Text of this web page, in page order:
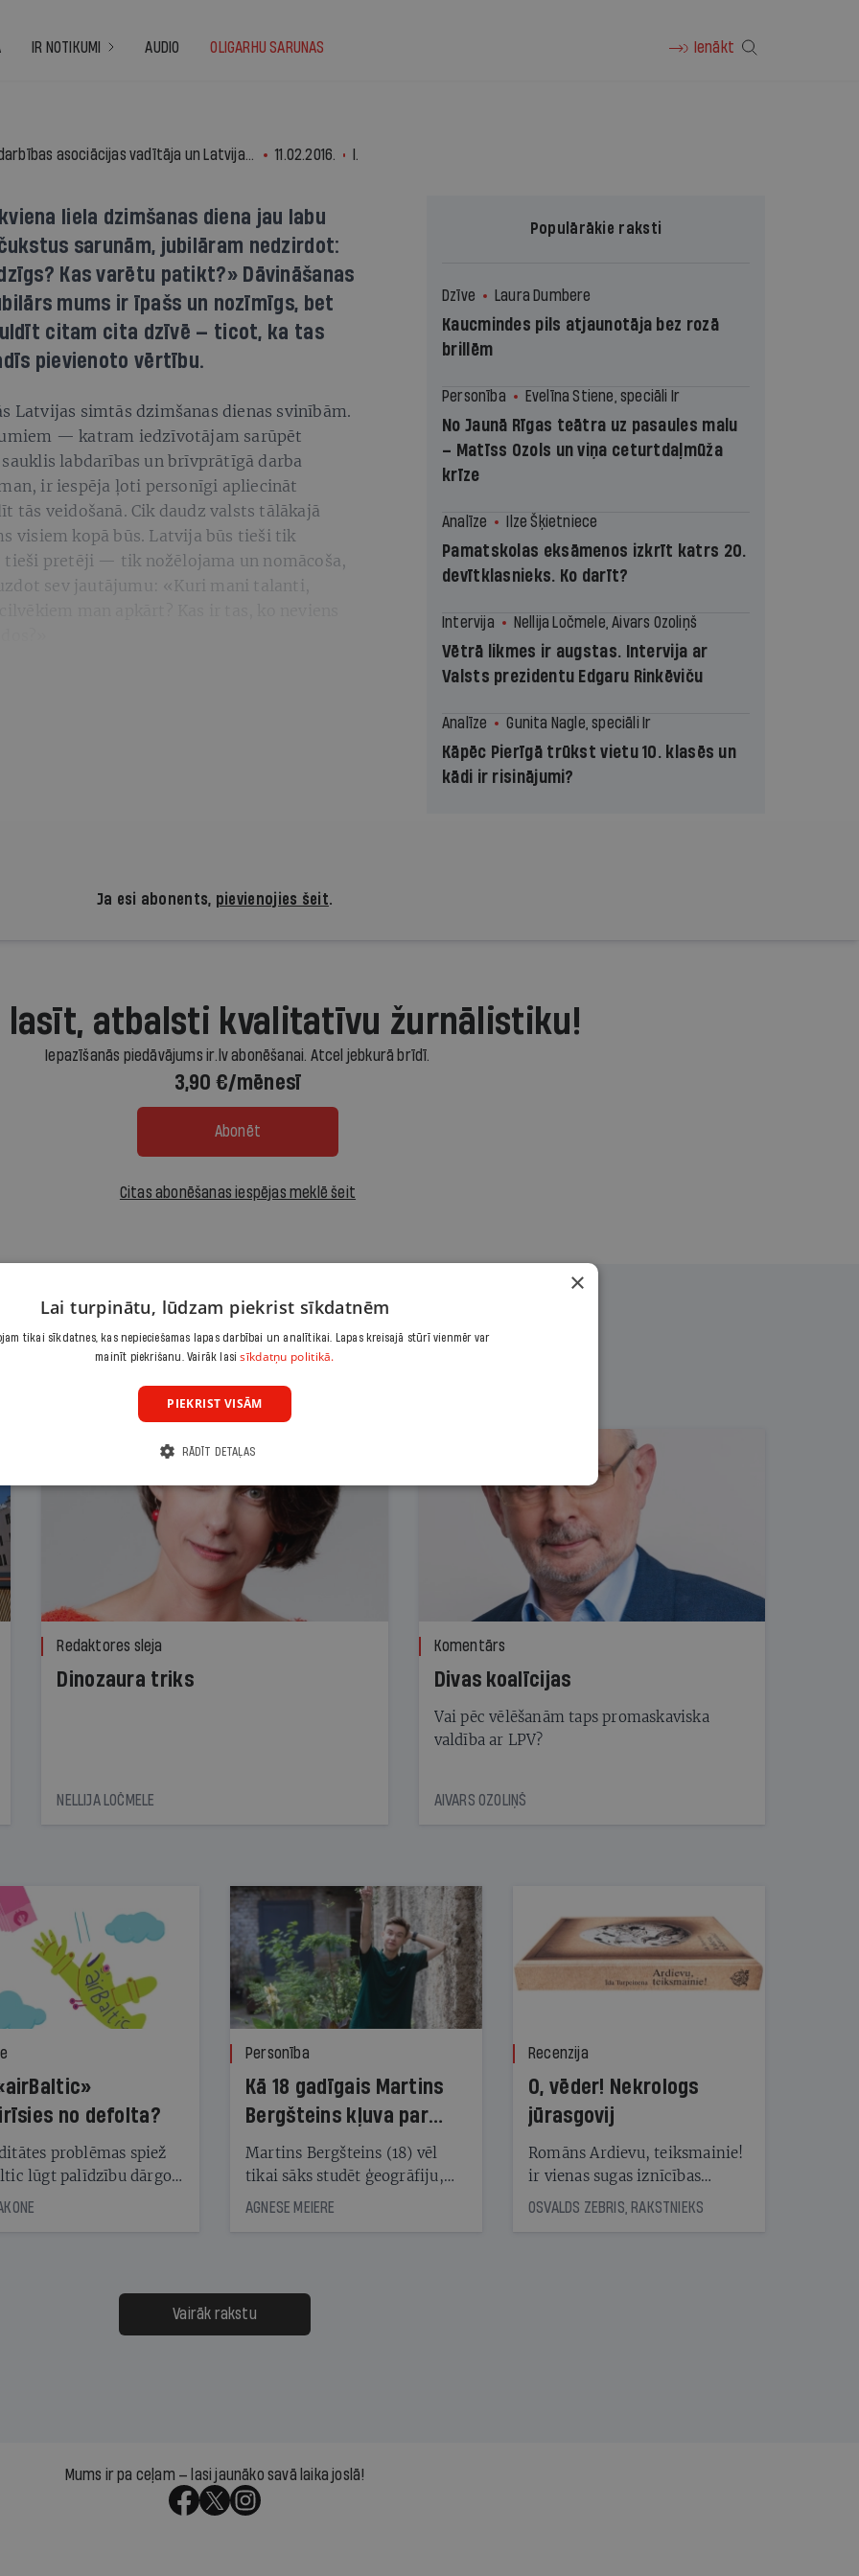
IR NOTIKUMI AUDIO OLIGARHU SARUNAS Ienākt
Madara Peipiņa, Latvijas Sociālās uzņēmējdarbības asociācijas vadītāja un Latvijas simtgades radošās padomes locekle 11.02.2016. IR
liela dzimšanas diena jau labu
sarunām, jubilāram nedzirdot:
Kas varētu patikt?» Dāvināšanas
mums ir īpašs un nozīmīgs, bet
citam cita dzīvē — ticot, ka tas
pievienoto vērtību.
Latvijas simtās dzimšanas dienas svinībām.
— katram iedzīvotājam sarūpēt
labdarības un brīvprātīgā darba
ir iespēja ļoti personīgi apliecināt
tās veidošanā. Cik daudz valsts tālākajā
visiem kopā būs. Latvija būs tieši tik
pretēji — tik nožēlojama un nomācoša,
sev jautājumu: «Kuri mani talanti,
Populārākie raksti
Dzīve Laura Dumbere
Kaucmindes pils atjaunotāja bez rozā
brillēm
Personība Evelīna Stiene, speciāli Ir
No Jaunā Rīgas teātra uz pasaules malu
– Matīss Ozols un viņa ceturtdaļmūža
krīze
Analīze Ilze Šķietniece
Pamatskolas eksāmenos izkrīt katrs 20.
devītklasnieks. Ko darīt?
Intervija Nellija Ločmele, Aivars Ozoliņš
Vētrā likmes ir augstas. Intervija ar
Valsts prezidentu Edgaru Rinkēviču
Analīze Gunita Nagle, speciāli Ir
Kāpēc Pierīgā trūkst vietu 10. klasēs un
kādi ir risinājumi?
Ja esi abonents, pievienojies šeit.
lasīt, atbalsti kvalitatīvu žurnālistiku!
Iepazīšanās piedāvājums ir.lv abonēšanai. Atcel jebkurā brīdī.
3,90 €/mēnesī
Abonēt
Citas abonēšanas iespējas meklē šeit
Redaktores sleja
Dinozaura triks
NELLIJA LOČMELE
Komentārs
Divas koalīcijas
Vai pēc vēlēšanām taps promaskaviska
valdība ar LPV?
AIVARS OZOLIŅŠ
no defolta?
problēmas spiež
lūgt palīdzību dārgo
turētājiem, taču
augstos procentus,
jau trīs dienas
nākamās sapulces
Personība
Kā 18 gadīgais Martins
Bergšteins kļuva par
laika ziņu seju?
Martins Bergšteins (18) vēl
tikai sāks studēt ģeogrāfiju,
bet viņa sacītajam jau uzticas
uzcītīga darba, mammas
atbalsts un drosme turpināt
meteovērojumus arī tad, kad
AGNESE MEIERE
Recenzija
O, vēder! Nekrologs
jūrasgovij
Romāns Ardievu, teiksmainie!
ir vienas sugas iznīcības
traģiskais stāsts
OSVALDS ZEBRIS, RAKSTNIEKS
Vairāk rakstu
Mums ir pa ceļam — lasi jaunāko savā laika joslā!
×
Lai turpinātu, lūdzam piekrist sīkdatnēm
tikai sīkdatnes, kas nepieciešamas lapas darbībai un analītikai. Lapas kreisajā stūrī vienmēr var
mainīt piekrišanu. Vairāk lasisīkdatņu politikā.
PIEKRIST VISĀM
RĀDĪT DETAĻAS